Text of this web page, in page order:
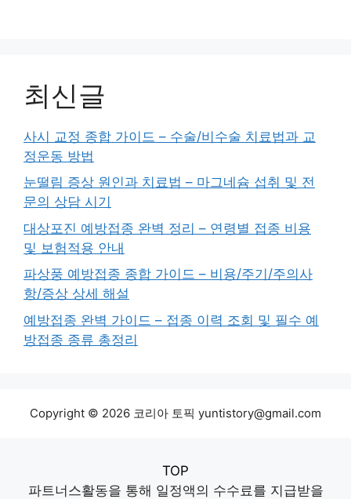
최신글
사시 교정 종합 가이드 – 수술/비수술 치료법과 교
정운동 방법
눈떨림 증상 원인과 치료법 – 마그네슘 섭취 및 전
문의 상담 시기
대상포진 예방접종 완벽 정리 – 연령별 접종 비용
및 보험적용 안내
파상풍 예방접종 종합 가이드 – 비용/주기/주의사
항/증상 상세 해설
예방접종 완벽 가이드 – 접종 이력 조회 및 필수 예
방접종 종류 총정리
Copyright © 2026 코리아 토픽 yuntistory@gmail.com
TOP
파트너스활동을 통해 일정액의 수수료를 지급받을